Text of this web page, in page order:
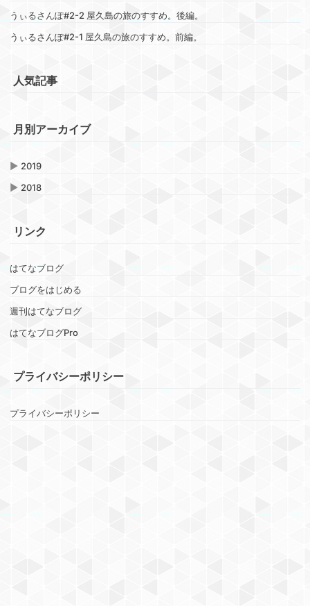
うぃるさんぽ#2-2 屋久島の旅のすすめ。後編。
うぃるさんぽ#2-1 屋久島の旅のすすめ。前編。
人気記事
月別アーカイブ
▶ 2019
▶ 2018
リンク
はてなブログ
ブログをはじめる
週刊はてなブログ
はてなブログPro
プライバシーポリシー
プライバシーポリシー